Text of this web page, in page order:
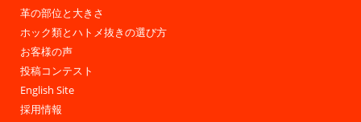
革の部位と大きさ
ホック類とハトメ抜きの選び方
お客様の声
投稿コンテスト
English Site
採用情報